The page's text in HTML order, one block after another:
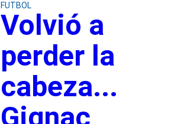
FUTBOL
Volvió a
perder la
cabeza...
Gignac